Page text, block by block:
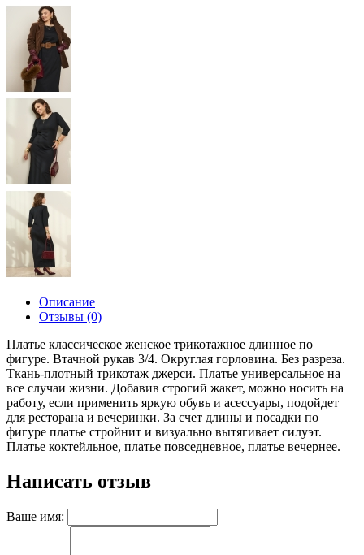
Описание
Отзывы (0)
Платье классическое женское трикотажное длинное по
фигуре. Втачной рукав 3/4. Округлая горловина. Без разреза.
Ткань-плотный трикотаж джерси. Платье универсальное на
все случаи жизни. Добавив строгий жакет, можно носить на
работу, если применить яркую обувь и асессуары, подойдет
для ресторана и вечеринки. За счет длины и посадки по
фигуре платье стройнит и визуально вытягивает силуэт.
Платье коктейльное, платье повседневное, платье вечернее.
Написать отзыв
Ваше имя: